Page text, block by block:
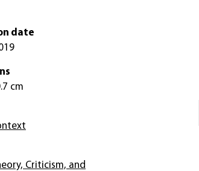
date
cm
Criticism, and